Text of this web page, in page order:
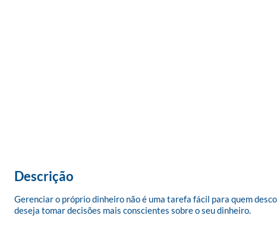
Descrição
Gerenciar o próprio dinheiro não é uma tarefa fácil para quem
deseja tomar decisões mais conscientes sobre o seu dinheiro.